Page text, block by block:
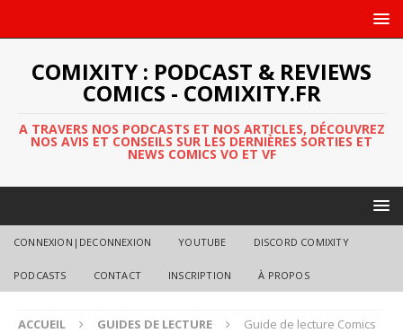
COMIXITY : PODCAST & REVIEWS
COMICS - COMIXITY.FR
A TRAVERS NOS PODCASTS ET NOS ARTICLES, DÉCOUVREZ
NOS AVIS ET CONSEILS SUR LES DERNIÈRES SORTIES ET
NEWS COMICS VO ET VF
CONNEXION|DECONNEXION YOUTUBE DISCORD COMIXITY
PODCASTS CONTACT INSCRIPTION À PROPOS
ACCUEIL GUIDES DE LECTURE
Guide de lecture Comics